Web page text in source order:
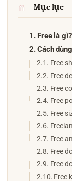
Mục lục
1. Free là gì?
2. Cách
2.1. Free
2.2. Free
2.3. Free
2.4. Free
2.5. Free
2.6.
2.7. Free
2.8. Free
2.9. Free
2.10. Free